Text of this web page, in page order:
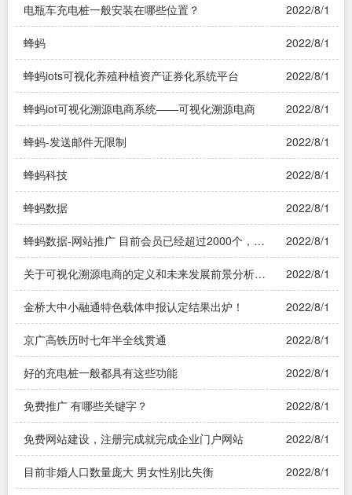
电瓶车充电桩一般安装在哪些位置？ 2022/8/1
蜂蚂 2022/8/1
蜂蚂iots可视化养殖种植资产证券化系统平台 2022/8/1
蜂蚂iot可视化溯源电商系统——可视化溯源电商 2022/8/1
蜂蚂-发送邮件无限制 2022/8/1
蜂蚂科技 2022/8/1
蜂蚂数据 2022/8/1
蜂蚂数据-网站推广 目前会员已经超过2000个，产
品5000个，流量PR值已经大于1PR值，请关注！
2022/8/1
关于可视化溯源电商的定义和未来发展前景分析
——可视化溯源电商
2022/8/1
金桥大中小融通特色载体申报认定结果出炉！ 2022/8/1
京广高铁历时七年半全线贯通 2022/8/1
好的充电桩一般都具有这些功能 2022/8/1
免费推广 有哪些关键字？ 2022/8/1
免费网站建设，注册完成就完成企业门户网站 2022/8/1
目前非婚人口数量庞大 男女性别比失衡 2022/8/1